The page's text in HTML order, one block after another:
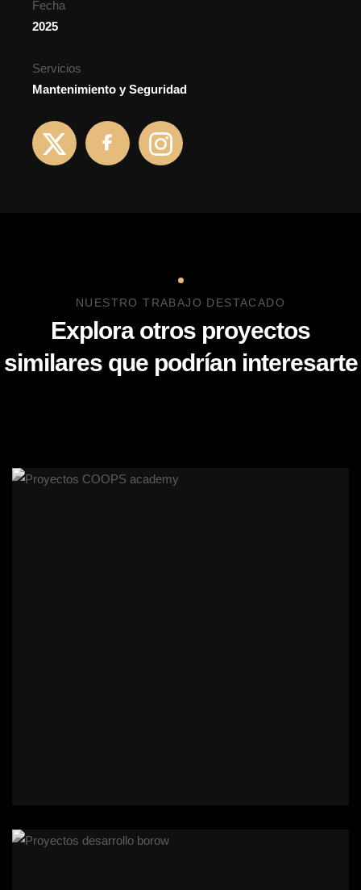
Fecha
2025
Servicios
Mantenimiento y Seguridad
NUESTRO TRABAJO DESTACADO
Explora otros proyectos
similares que podrían interesarte